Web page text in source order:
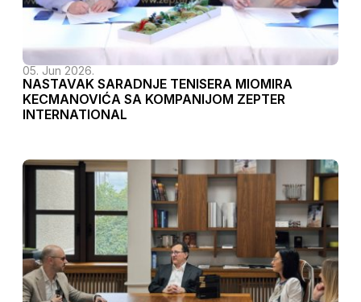
05. Jun 2026.
NASTAVAK SARADNJE TENISERA MIOMIRA
KECMANOVIĆA SA KOMPANIJOM ZEPTER
INTERNATIONAL